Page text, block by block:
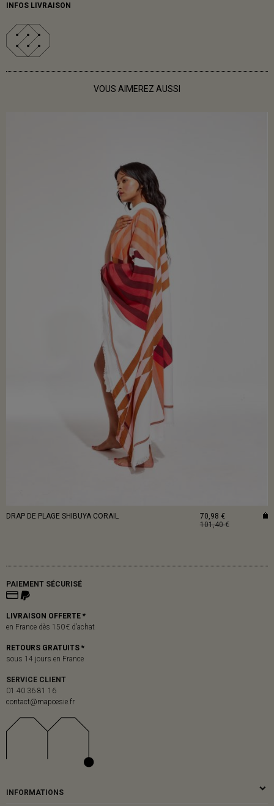
INFOS LIVRAISON
VOUS AIMEREZ AUSSI
DRAP DE PLAGE SHIBUYA CORAIL
70,98 €
101,40 €
PAIEMENT SÉCURISÉ
LIVRAISON OFFERTE *
en France dès 150 € d’achat
RETOURS GRATUITS *
sous 14 jours en France
SERVICE CLIENT
01 40 36 81 16
contact@mapoesie.fr
INFORMATIONS